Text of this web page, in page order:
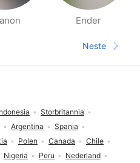
Ender
Neste
Neste
Storbritannia
Argentina
Spania
Polen Canada
Chile
Nigeria Peru
Nederland